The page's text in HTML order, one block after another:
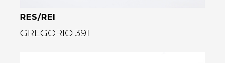
RES/REI
GREGORIO 391